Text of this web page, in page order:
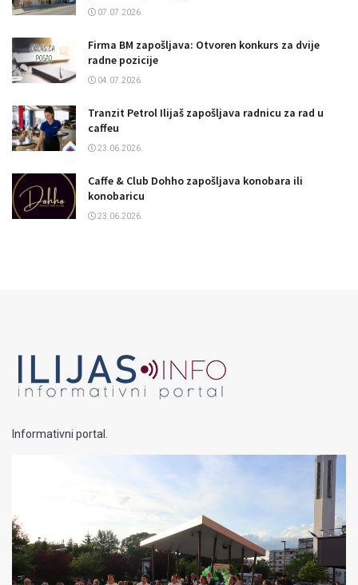
07.07.2026.
Firma BM zapošljava: Otvoren konkurs za dvije
radne pozicije
04.07.2026.
Tranzit Petrol Ilijaš zapošljava radnicu za rad u
caffeu
23.06.2026.
Caffe & Club Dohho zapošljava konobara ili
konobaricu
23.06.2026.
Informativni portal.